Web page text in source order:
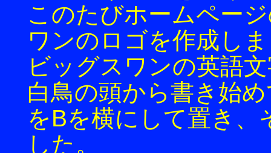
このたびホームペー
ワンのロゴを作成し
ビッグスワンの英語
白鳥の頭から書き始
をBを横にして置き、
した。